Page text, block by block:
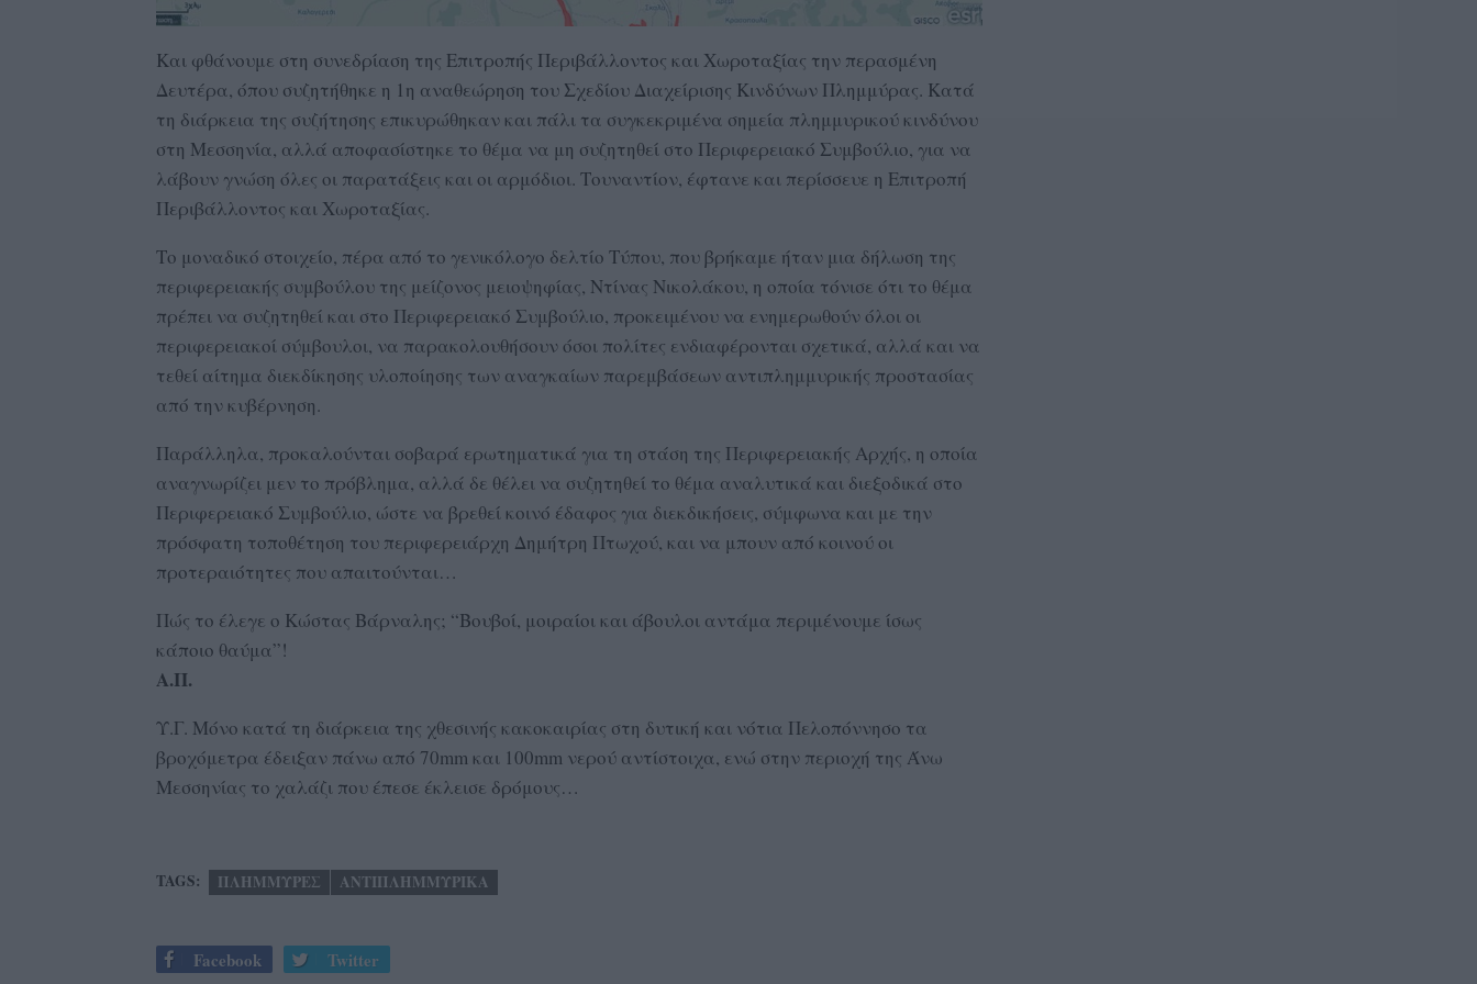
Και φθάνουμε στη συνεδρίαση της Επιτροπής Περιβάλλοντος και Χωροταξίας την περασμένη
Δευτέρα, όπου συζητήθηκε η 1η αναθεώρηση του Σχεδίου Διαχείρισης Κινδύνων Πλημμύρας. Κατά
τη διάρκεια της συζήτησης επικυρώθηκαν και πάλι τα συγκεκριμένα σημεία πλημμυρικού κινδύνου
στη Μεσσηνία, αλλά αποφασίστηκε το θέμα να μη συζητηθεί στο Περιφερειακό Συμβούλιο, για να
λάβουν γνώση όλες οι παρατάξεις και οι αρμόδιοι. Τουναντίον, έφτανε και περίσσευε η Επιτροπή
Περιβάλλοντος και Χωροταξίας.
Το μοναδικό στοιχείο, πέρα από το γενικόλογο δελτίο Τύπου, που βρήκαμε ήταν μια δήλωση της
περιφερειακής συμβούλου της μείζονος μειοψηφίας, Ντίνας Νικολάκου, η οποία τόνισε ότι το θέμα
πρέπει να συζητηθεί και στο Περιφερειακό Συμβούλιο, προκειμένου να ενημερωθούν όλοι οι
περιφερειακοί σύμβουλοι, να παρακολουθήσουν όσοι πολίτες ενδιαφέρονται σχετικά, αλλά και να
τεθεί αίτημα διεκδίκησης υλοποίησης των αναγκαίων παρεμβάσεων αντιπλημμυρικής προστασίας
από την κυβέρνηση.
Παράλληλα, προκαλούνται σοβαρά ερωτηματικά για τη στάση της Περιφερειακής Αρχής, η οποία
αναγνωρίζει μεν το πρόβλημα, αλλά δε θέλει να συζητηθεί το θέμα αναλυτικά και διεξοδικά στο
Περιφερειακό Συμβούλιο, ώστε να βρεθεί κοινό έδαφος για διεκδικήσεις, σύμφωνα και με την
πρόσφατη τοποθέτηση του περιφερειάρχη Δημήτρη Πτωχού, και να μπουν από κοινού οι
προτεραιότητες που απαιτούνται…
Πώς το έλεγε ο Κώστας Βάρναλης; “Βουβοί, μοιραίοι και άβουλοι αντάμα περιμένουμε ίσως
κάποιο θαύμα”!
Α.Π.
Υ.Γ. Μόνο κατά τη διάρκεια της χθεσινής κακοκαιρίας στη δυτική και νότια Πελοπόννησο τα
βροχόμετρα έδειξαν πάνω από 70mm και 100mm νερού αντίστοιχα, ενώ στην περιοχή της Άνω
Μεσσηνίας το χαλάζι που έπεσε έκλεισε δρόμους…
TAGS: ΠΛΗΜΜΥΡΕΣ ΑΝΤΙΠΛΗΜΜΥΡΙΚΑ
Facebook Twitter